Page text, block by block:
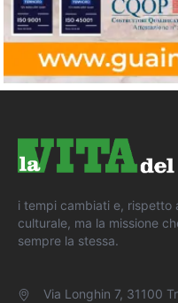
i tempi cambiati e, rispetto
culturale, ma la missione
sempre la stessa.
Via Longhin 7, 31100